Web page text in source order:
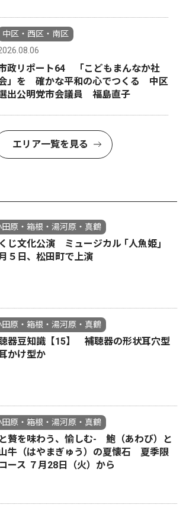
中区・西区・南区
政リポート64 「こどもまんなか社
」を 確かな平和の心でつくる 中区
出公明党市会議員 福島直子
エリア一覧を見る
田原・箱根・湯河原・真鶴
じ文化公演 ミュージカル ｢人魚姫｣
５日、松田町で上演
田原・箱根・湯河原・真鶴
器豆知識【15】 補聴器の形状耳穴型
かけ型か
田原・箱根・湯河原・真鶴
贅を味わう、愉しむ- 鮑（あわび）と
牛（はやまぎゅう）の夏懐石 夏季限
ース ７月28日（火）から